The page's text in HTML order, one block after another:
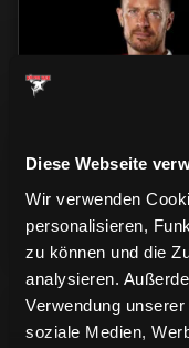
Diese Webseite
Wir verwenden
personalisieren,
zu können und die
analysieren.
Verwendung
soziale Medien,